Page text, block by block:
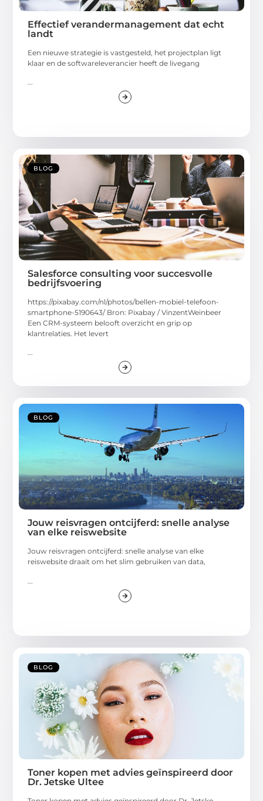
Effectief verandermanagement dat echt
landt
Een nieuwe strategie is vastgesteld, het projectplan ligt
klaar en de softwareleverancier heeft de livegang
BLOG
Salesforce consulting voor succesvolle
bedrijfsvoering
https://pixabay.com/nl/photos/bellen-mobiel-telefoon-
smartphone-5190643/ Bron: Pixabay / VinzentWeinbeer
Een CRM-systeem belooft overzicht en grip op
klantrelaties. Het levert
...
BLOG
Jouw reisvragen ontcijferd: snelle analyse
van elke reiswebsite
Jouw reisvragen ontcijferd: snelle analyse van elke
reiswebsite draait om het slim gebruiken van data,
BLOG
Toner kopen met advies geïnspireerd door
Dr. Jetske Ultee